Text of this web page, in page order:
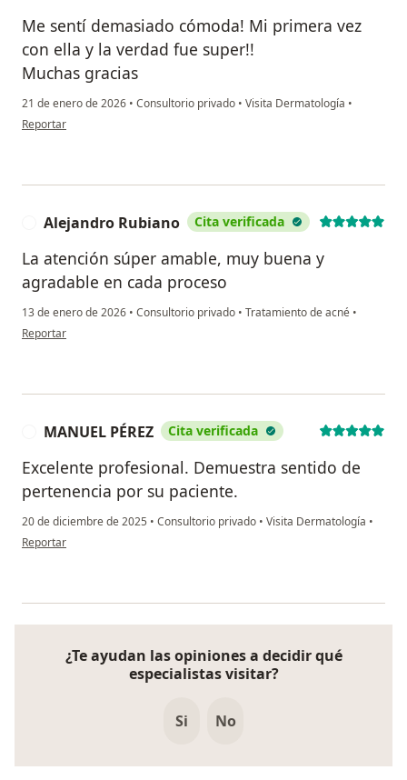
Me sentí demasiado cómoda! Mi primera vez
con ella y la verdad fue super!!
Muchas gracias
21 de enero de 2026 • Consultorio privado • Visita Dermatología •
en opinión del usuario Samara
Reportar
Alejandro Rubiano Cita verificada
La atención súper amable, muy buena y
agradable en cada proceso
13 de enero de 2026 • Consultorio privado • Tratamiento de acné •
en opinión del usuario Alejandro Rubiano
Reportar
MANUEL PÉREZ Cita verificada
Excelente profesional. Demuestra sentido de
pertenencia por su paciente.
20 de diciembre de 2025 • Consultorio privado • Visita Dermatología •
en opinión del usuario MANUEL PÉREZ
Reportar
¿Te ayudan las opiniones a decidir qué
especialistas visitar?
Si No